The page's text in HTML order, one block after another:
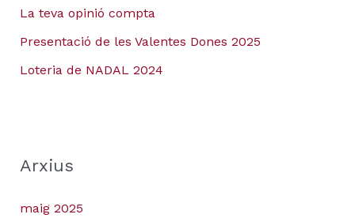
La teva opinió compta
Presentació de les Valentes Dones 2025
Loteria de NADAL 2024
Arxius
maig 2025